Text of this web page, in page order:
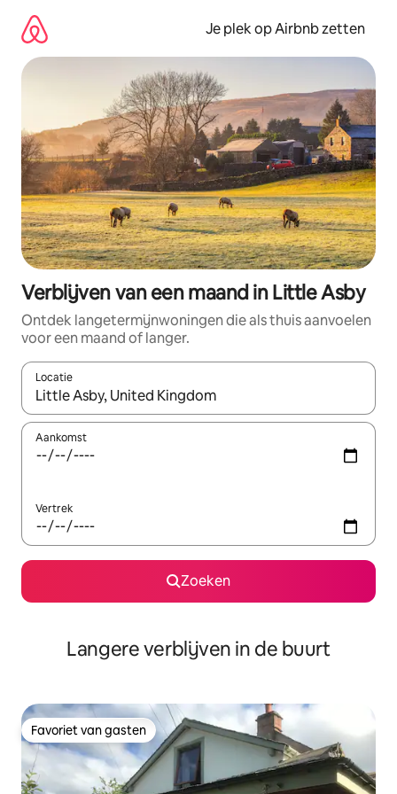
direct
naar
inhoud
Je plek op Airbnb zetten
Verblijven van een maand in Little Asby
Ontdek langetermijnwoningen die als thuis aanvoelen
voor een maand of langer.
Locatie
Wanneer er resultaten beschikbaar zijn, maak je een keuze
Aankomst
Vertrek
Zoeken
Langere verblijven in de buurt
Favoriet van gasten
Favoriet van gasten